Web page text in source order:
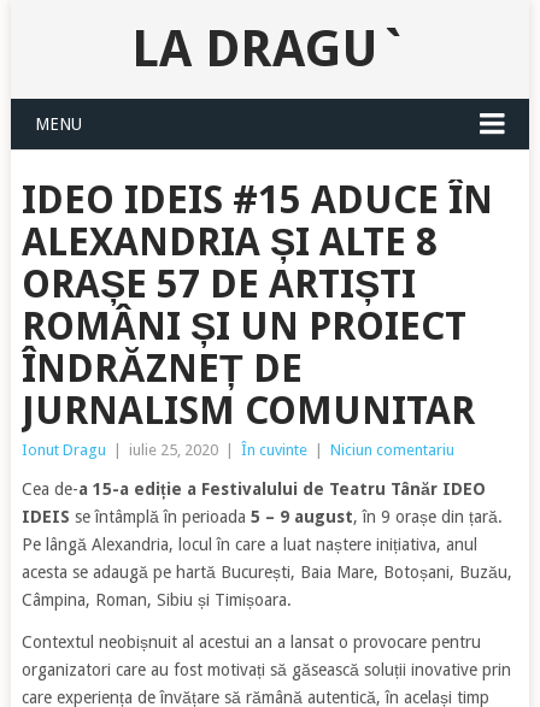
LA DRAGU`
MENU
IDEO IDEIS #15 ADUCE ÎN
ALEXANDRIA ȘI ALTE 8
ORAȘE 57 DE ARTIȘTI
ROMÂNI ȘI UN PROIECT
ÎNDRĂZNEȚ DE
JURNALISM COMUNITAR
Ionut Dragu iulie 25, 2020 În cuvinte Niciun comentariu
Cea de-a 15-a ediție a Festivalului de Teatru Tânăr IDEO
IDEIS se întâmplă în perioada 5 – 9 august, în 9 orașe din țară.
Pe lângă Alexandria, locul în care a luat naștere inițiativa, anul
acesta se adaugă pe hartă București, Baia Mare, Botoșani, Buzău,
Câmpina, Roman, Sibiu și Timișoara.
Contextul neobișnuit al acestui an a lansat o provocare pentru
organizatori care au fost motivați să găsească soluții inovative prin
care experiența de învățare să rămână autentică, în același timp